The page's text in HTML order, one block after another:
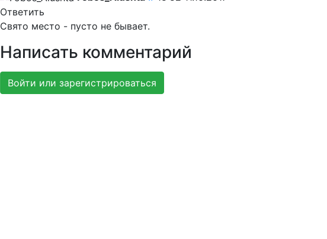
Ответить
Свято место - пусто не бывает.
Написать комментарий
Войти или зарегистрироваться